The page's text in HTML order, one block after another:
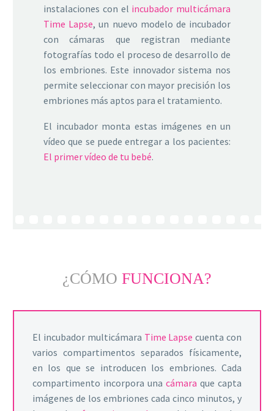
instalaciones con el incubador multicámara
Time Lapse, un nuevo modelo de incubador
con cámaras que registran mediante
fotografías todo el proceso de desarrollo de
los embriones. Este innovador sistema nos
permite seleccionar con mayor precisión los
embriones más aptos para el tratamiento.
El incubador monta estas imágenes en un
vídeo que se puede entregar a los pacientes:
El primer vídeo de tu bebé.
¿CÓMO FUNCIONA?
El incubador multicámara Time Lapse cuenta con
varios compartimentos separados físicamente,
en los que se introducen los embriones. Cada
compartimento incorpora una cámara que capta
imágenes de los embriones cada cinco minutos, y